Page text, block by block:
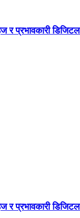
र प्रभावकारी
र प्रभावकारी